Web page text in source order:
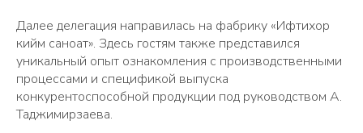
Далее делегация направилась на фабрику «Ифтихор
кийм саноат». Здесь гостям также представился
уникальный опыт ознакомления с производственными
процессами и спецификой выпуска
конкурентоспособной продукции под руководством А.
Таджимирзаева.